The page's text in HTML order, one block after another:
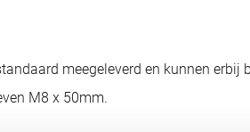
meegeleverd en kunnen erbij
M8 x 50mm.